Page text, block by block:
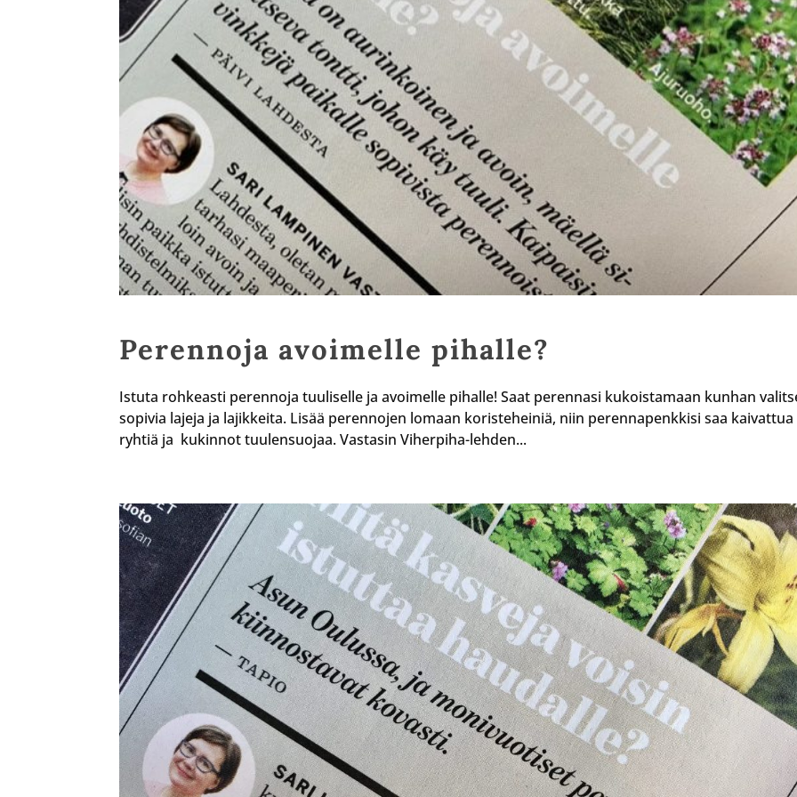
Perennoja avoimelle pihalle?
Istuta rohkeasti perennoja tuuliselle ja avoimelle pihalle! Saat perennasi kukoistamaan kunhan
sopivia lajeja ja lajikkeita. Lisää perennojen lomaan koristeheiniä, niin perennapenkkisi saa kaivattua
ryhtiä ja kukinnot tuulensuojaa. Vastasin Viherpiha-lehden...